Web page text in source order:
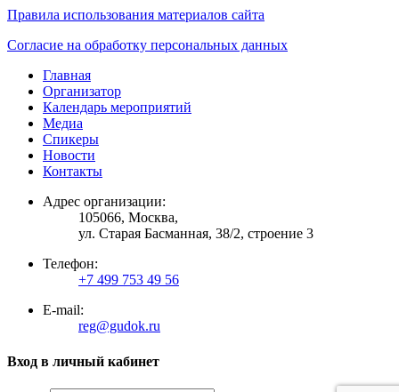
Правила использования материалов сайта
Согласие на обработку персональных данных
Главная
Организатор
Календарь мероприятий
Медиа
Спикеры
Новости
Контакты
Адрес организации:
105066, Москва,
ул. Старая Басманная, 38/2, строение 3
Телефон:
+7 499 753 49 56
E-mail:
reg@gudok.ru
Вход в личный кабинет